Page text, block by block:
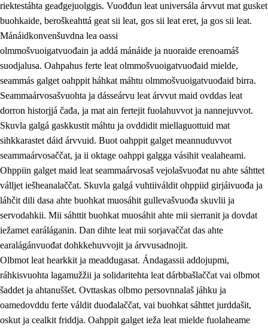
1. Oahpahusa árvovuođđu
1.1 Olmmošárvu
1.2 Identitehta ja kultuvrralaš girjáivuohta
1.3 Kritihkalaš jurddašeapmi ja ehtalaš diđolašvuohta
1.4 Hutkanillu, beroštupmi ja suokkardanhuovva
1.5 Luondduákten ja birasdiđolašvuohta
Demokratiija ja mielváikkuheapmi
riektestáhta geađgejuolggis. Vuođđun leat universála árvvut mat gusket
buohkaide, beroškeahttá geat sii leat, gos sii leat eret, ja gos sii leat.
Mánáidkonvenšuvdna lea oassi
olmmošvuoigatvuođain ja addá mánáide ja nuoraide erenoamáš
suodjalusa. Oahpahus ferte leat olmmošvuoigatvuođaid mielde,
seammás galget oahppit háhkat máhtu olmmošvuoigatvuođaid birra.
Seammaárvosašvuohta ja dásseárvu leat árvvut maid ovddas leat
dorron historjjá čađa, ja mat ain fertejit fuolahuvvot ja nannejuvvot.
Skuvla galgá gaskkustit máhtu ja ovddidit miellaguottuid mat
sihkkarastet dáid árvvuid. Buot oahppit galget meannuduvvot
seammaárvosaččat, ja ii oktage oahppi galgga vásihit vealaheami.
Ohppiin galget maid leat seammaárvosaš vejolašvuođat nu ahte sáhttet
válljet iešheanalaččat. Skuvla galgá vuhtiiváldit ohppiid girjáivuođa ja
láhčit dili dasa ahte buohkat muosáhit gullevašvuođa skuvlii ja
servodahkii. Mii sáhttit buohkat muosáhit ahte mii sierranit ja dovdat
iežamet earáláganin. Dan dihte leat mii sorjavaččat das ahte
earalágánvuođat dohkkehuvvojit ja árvvusadnojit.
Olbmot leat hearkkit ja meaddugasat. Ándagassii addojupmi,
ráhkisvuohta lagamužžii ja solidaritehta leat dárbbašlaččat vai olbmot
šaddet ja ahtanuššet. Ovttaskas olbmo persovnnalaš jáhku ja
oamedovddu ferte váldit duođalaččat, vai buohkat sáhttet jurddašit,
oskut ja cealkit friddja. Oahppit galget ieža leat mielde fuolaheame